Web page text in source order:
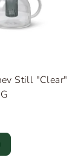
Still "Clear"